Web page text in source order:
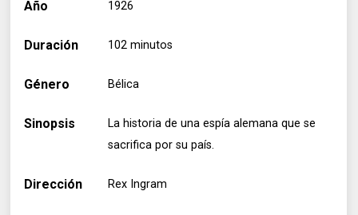
Año 1926
Duración 102 minutos
Género Bélica
Sinopsis
La historia de una espía alemana que se
sacrifica por su país.
Dirección Rex Ingram